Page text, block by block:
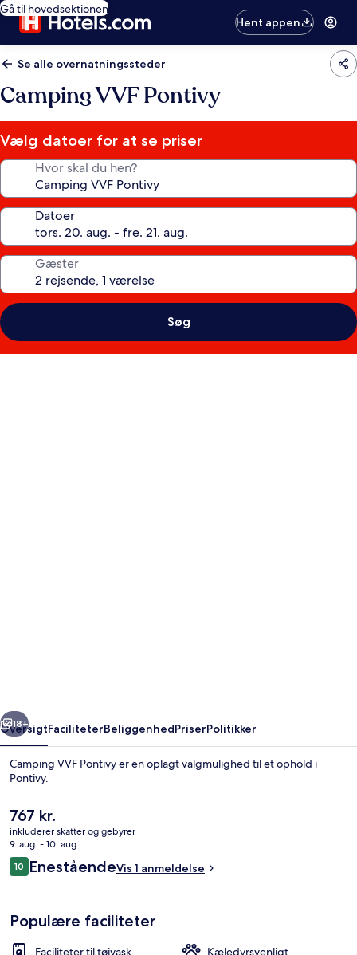
Gå til hovedsektionen
Hent appen
Se alle overnatningssteder
Camping VVF Pontivy
Vælg datoer for at se priser
Hvor skal du hen?
Datoer
Gæster
Søg
Næste
18+
OversigtFaciliteterBeliggenhedPriserPolitikker
Camping VVF Pontivy er en oplagt valgmulighed til et ophold i
Pontivy.
Den
nuværende
pris
er
767 kr.
767 kr.
inkluderer skatter og gebyrer
9. aug. - 10. aug.
Anmeldelser
1010 ud af 10.
EneståendeVis 1 anmeldelse
Populære faciliteter
Faciliteter til tøjvask
Kæledyrsvenligt